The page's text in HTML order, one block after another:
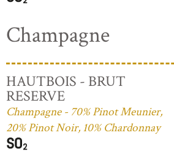
Champagne
HAUTBOIS - BRUT
RESERVE
Champagne - 70% Pinot Meunier,
20% Pinot Noir, 10% Chardonnay